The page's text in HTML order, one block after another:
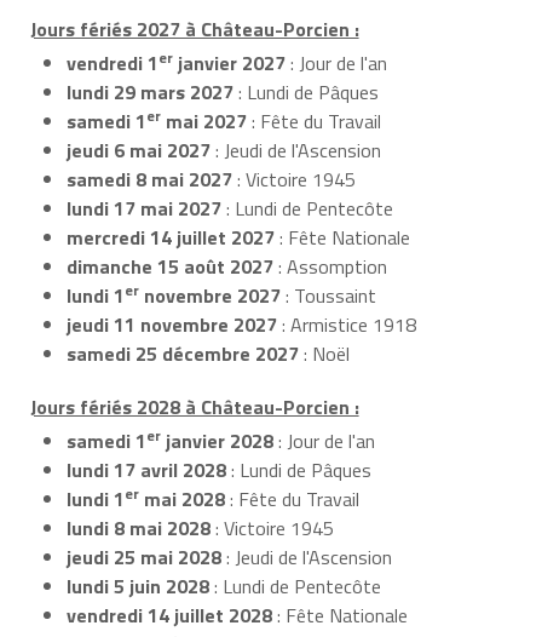
Jours fériés 2027 à Château-Porcien :
vendredi 1er janvier 2027: Jour de l'an
lundi 29 mars 2027: Lundi de Pâques
samedi 1er mai 2027: Fête du Travail
jeudi 6 mai 2027: Jeudi de l'Ascension
samedi 8 mai 2027: Victoire 1945
lundi 17 mai 2027: Lundi de Pentecôte
mercredi 14 juillet 2027: Fête Nationale
dimanche 15 août 2027: Assomption
lundi 1er novembre 2027: Toussaint
jeudi 11 novembre 2027: Armistice 1918
samedi 25 décembre 2027: Noël
Jours fériés 2028 à Château-Porcien :
samedi 1er janvier 2028: Jour de l'an
lundi 17 avril 2028: Lundi de Pâques
lundi 1er mai 2028: Fête du Travail
lundi 8 mai 2028: Victoire 1945
jeudi 25 mai 2028: Jeudi de l'Ascension
lundi 5 juin 2028: Lundi de Pentecôte
vendredi 14 juillet 2028: Fête Nationale